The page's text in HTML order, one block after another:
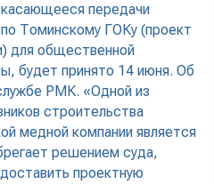
касающееся передачи
Томинскому ГОКу (проект
для общественной
будет принято 14 июня. Об
РМК. «Одной из
строительства
медной компании является
решением суда,
проектную